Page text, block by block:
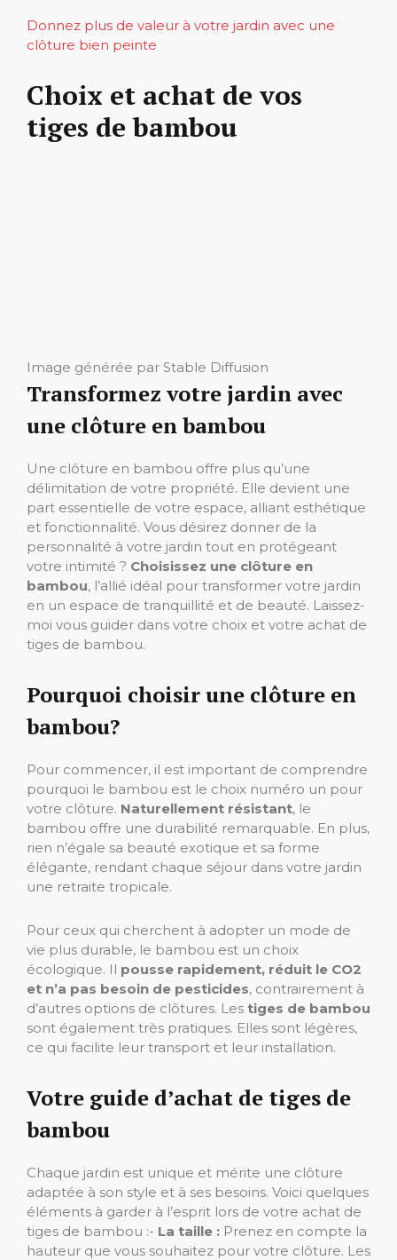
Donnez plus de valeur à votre jardin avec une
clôture bien peinte
Choix et achat de vos
tiges de bambou
Image générée par Stable Diffusion
Transformez votre jardin avec
une clôture en bambou
Une clôture en bambou offre plus qu’une
délimitation de votre propriété. Elle devient une
part essentielle de votre espace, alliant esthétique
et fonctionnalité. Vous désirez donner de la
personnalité à votre jardin tout en protégeant
votre intimité ? Choisissez une clôture en
bambou, l’allié idéal pour transformer votre jardin
en un espace de tranquillité et de beauté. Laissez-
moi vous guider dans votre choix et votre achat de
tiges de bambou.
Pourquoi choisir une clôture en
bambou?
Pour commencer, il est important de comprendre
pourquoi le bambou est le choix numéro un pour
votre clôture. Naturellement résistant, le
bambou offre une durabilité remarquable. En plus,
rien n’égale sa beauté exotique et sa forme
élégante, rendant chaque séjour dans votre jardin
une retraite tropicale.
Pour ceux qui cherchent à adopter un mode de
vie plus durable, le bambou est un choix
écologique. Il pousse rapidement, réduit le CO2
et n’a pas besoin de pesticides, contrairement à
d’autres options de clôtures. Les tiges de bambou
sont également très pratiques. Elles sont légères,
ce qui facilite leur transport et leur installation.
Votre guide d’achat de tiges de
bambou
Chaque jardin est unique et mérite une clôture
adaptée à son style et à ses besoins. Voici quelques
éléments à garder à l’esprit lors de votre achat de
tiges de bambou :- La taille : Prenez en compte la
hauteur que vous souhaitez pour votre clôture. Les